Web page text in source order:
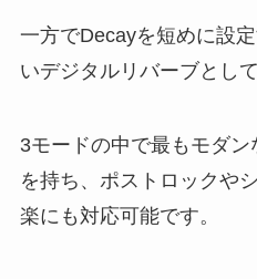
一方でDecayを短めに設
いデジタルリバーブとし
3モードの中で最もモダ
を持ち、ポストロックや
楽にも対応可能です。